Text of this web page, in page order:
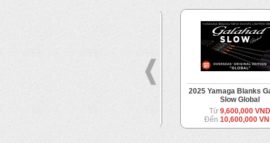
2025 Yamaga Blanks
Slow Global
9,600,000 VND
Đến10,600,000 VND